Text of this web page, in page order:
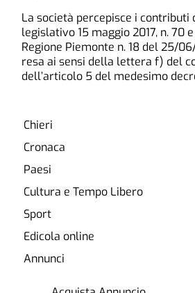
La società percepisce i contributi
legislativo 15 maggio 2017, n. 70
Regione Piemonte n. 18 del 25/
resa ai sensi della lettera f) del
dell’articolo 5 del medesimo
Chieri
Cronaca
Paesi
Cultura e Tempo Libero
Sport
Edicola online
Annunci